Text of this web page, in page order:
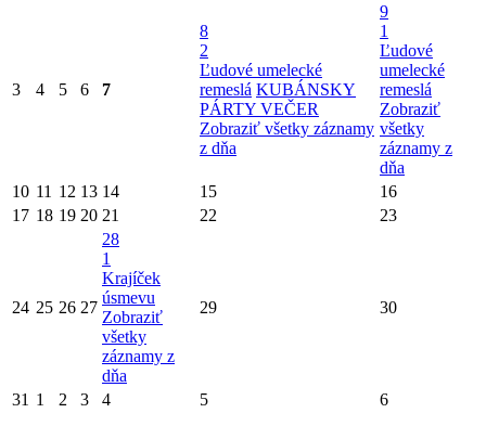
3 4 5 6 7
8
2
Ľudové umelecké
remeslá KUBÁNSKY
PÁRTY VEČER
Zobraziť všetky záznamy
z dňa
9
1
Ľudové
umelecké
remeslá
Zobraziť
všetky
záznamy z
dňa
10 11 12 13 14 15
16
17 18 19 20 21 22 23
24 25 26 27
28
1
Krajíček
úsmevu
Zobraziť
všetky
záznamy z
dňa
29 30
31 1 2 3 4 5 6